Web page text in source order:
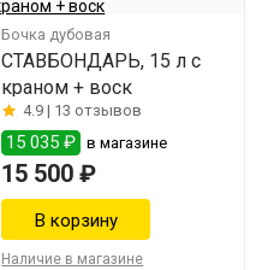
Бочка дубовая
СТАВБОНДАРЬ, 15 л с
краном + воск
4.9 | 13 отзывов
15 035 ₽ в магазине
15 500 ₽
Наличие в магазине